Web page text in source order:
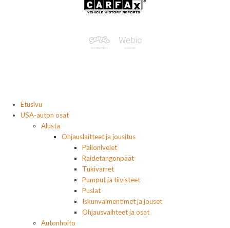
Etusivu
USA-auton osat
Alusta
Ohjauslaitteet ja jousitus
Pallonivelet
Raidetangonpäät
Tukivarret
Pumput ja tiivisteet
Puslat
Iskunvaimentimet ja jouset
Ohjausvaihteet ja osat
Autonhoito